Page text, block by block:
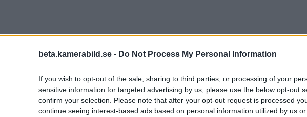
beta.kamerabild.se - Do Not Process My Personal Information
If you wish to opt-out of the sale, sharing to third parties, or processing of your
sensitive information for targeted advertising by us, please use the below opt-out
confirm your selection. Please note that after your opt-out request is processed
continue seeing interest-based ads based on personal information utilized by us